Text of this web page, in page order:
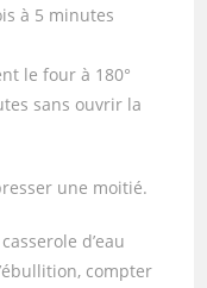
à 5 minutes
le four à 180°
sans ouvrir la
une moitié.
d’eau
compter